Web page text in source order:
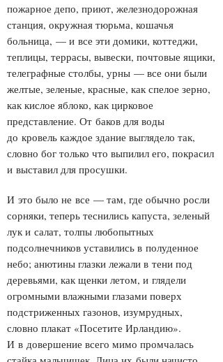
пожарное депо, приют, железнодорожная
станция, окружная тюрьма, кошачья
больница, — и все эти домики, коттеджи,
теплицы, террасы, вывески, почтовые ящики,
телеграфные столбы, урны — все они были
желтые, зеленые, красные, как спелое зерно,
как кислое яблоко, как цирковое
представление. От баков для воды
до кровель каждое здание выглядело так,
словно бог только что выпилил его, покрасил
и выставил для просушки.
И это было не все — там, где обычно росли
сорняки, теперь теснились капуста, зеленый
лук и салат, толпы любопытных
подсолнечников уставились в полуденное
небо; анютины глазки лежали в тени под
деревьями, как щенки летом, и глядели
огромными влажными глазами поверх
подстриженных газонов, изумрудных,
словно плакат «Посетите Ирландию».
И в довершение всего мимо промчалась